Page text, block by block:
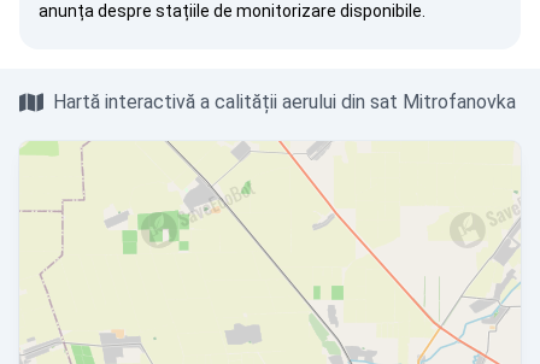
anunța despre stațiile de monitorizare disponibile.
Hartă interactivă a calității aerului din sat Mitrofanovka